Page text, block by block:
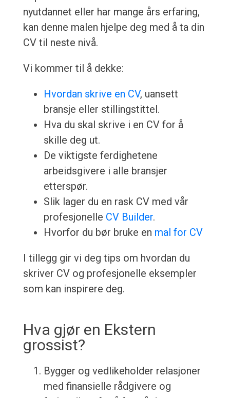
nyutdannet eller har mange års erfaring,
kan denne malen hjelpe deg med å ta din
CV til neste nivå.
Vi kommer til å dekke:
Hvordan skrive en CV, uansett
bransje eller stillingstittel.
Hva du skal skrive i en CV for å
skille deg ut.
De viktigste ferdighetene
arbeidsgivere i alle bransjer
etterspør.
Slik lager du en rask CV med vår
profesjonelle CV Builder.
Hvorfor du bør bruke en mal for CV
I tillegg gir vi deg tips om hvordan du
skriver CV og profesjonelle eksempler
som kan inspirere deg.
Hva gjør en Ekstern
grossist?
Bygger og vedlikeholder relasjoner
med finansielle rådgivere og